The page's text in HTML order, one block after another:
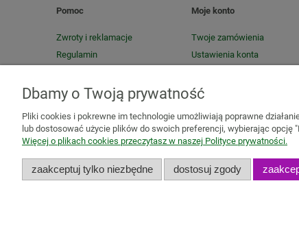
Pomoc
Zwroty i reklamacje
Regulamin
Moje konto
Twoje zamówienia
Ustawienia konta
owocowe
Zioła jednorodne Mieszanki ziołowe Zioła
organizmu
Zioła na odporność Zioła na przeziębienie
Dbamy o Twoją prywatność
Pliki cookies i pokrewne im technologie umożliwiają poprawne
lub dostosować użycie plików do swoich preferencji, wybierając opcję
Więcej o plikach cookies przeczytasz w naszej Polityce prywatności.
zaakceptuj tylko niezbędne dostosuj zgody